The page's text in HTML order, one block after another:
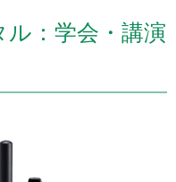
：学会・講演